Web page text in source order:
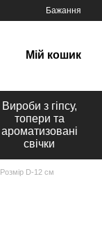
Бажання
Мій кошик
Вироби з гіпсу,
топери та
ароматизовані
свічки
Розмір D-12 cм